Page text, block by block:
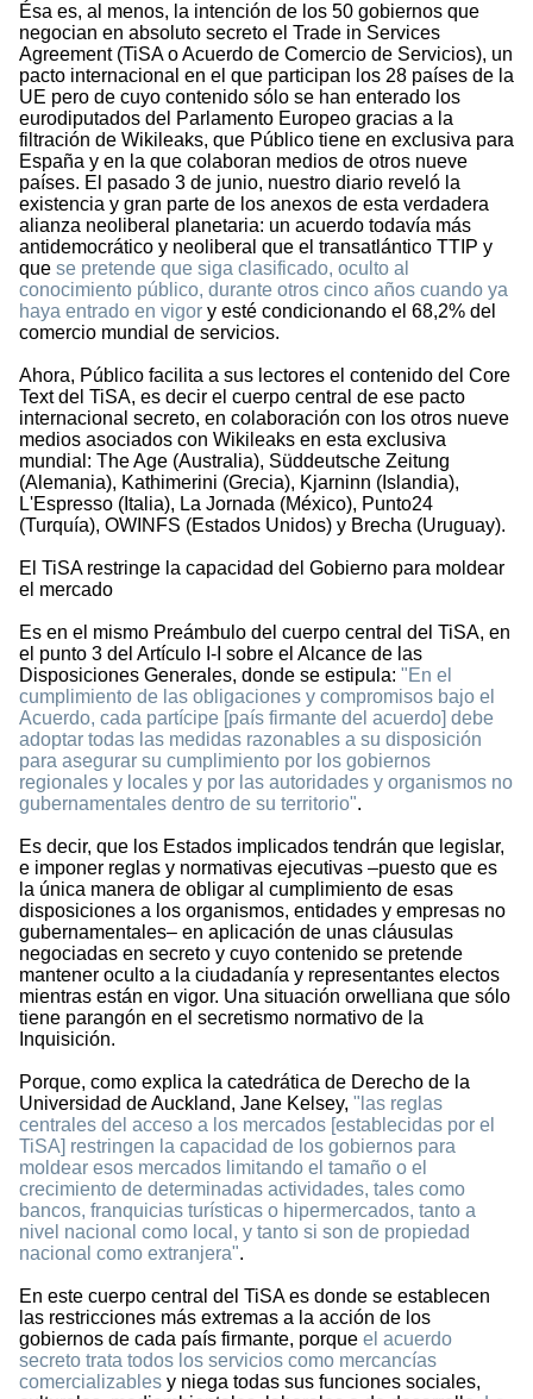
Ésa es, al menos, la intención de los 50 gobiernos que
negocian en absoluto secreto el Trade in Services
Agreement (TiSA o Acuerdo de Comercio de Servicios), un
pacto internacional en el que participan los 28 países de la
UE pero de cuyo contenido sólo se han enterado los
eurodiputados del Parlamento Europeo gracias a la
filtración de Wikileaks, que Público tiene en exclusiva para
España y en la que colaboran medios de otros nueve
países. El pasado 3 de junio, nuestro diario reveló la
existencia y gran parte de los anexos de esta verdadera
alianza neoliberal planetaria: un acuerdo todavía más
antidemocrático y neoliberal que el transatlántico TTIP y
que se pretende que siga clasificado, oculto al
conocimiento público, durante otros cinco años cuando ya
haya entrado en vigor y esté condicionando el 68,2% del
comercio mundial de servicios.
Ahora, Público facilita a sus lectores el contenido del Core
Text del TiSA, es decir el cuerpo central de ese pacto
internacional secreto, en colaboración con los otros nueve
medios asociados con Wikileaks en esta exclusiva
mundial: The Age (Australia), Süddeutsche Zeitung
(Alemania), Kathimerini (Grecia), Kjarninn (Islandia),
L'Espresso (Italia), La Jornada (México), Punto24
(Turquía), OWINFS (Estados Unidos) y Brecha (Uruguay).
El TiSA restringe la capacidad del Gobierno para moldear
el mercado
Es en el mismo Preámbulo del cuerpo central del TiSA, en
el punto 3 del Artículo I-I sobre el Alcance de las
Disposiciones Generales, donde se estipula: "En el
cumplimiento de las obligaciones y compromisos bajo el
Acuerdo, cada partícipe [país firmante del acuerdo] debe
adoptar todas las medidas razonables a su disposición
para asegurar su cumplimiento por los gobiernos
regionales y locales y por las autoridades y organismos no
gubernamentales dentro de su territorio".
Es decir, que los Estados implicados tendrán que legislar,
e imponer reglas y normativas ejecutivas –puesto que es
la única manera de obligar al cumplimiento de esas
disposiciones a los organismos, entidades y empresas no
gubernamentales– en aplicación de unas cláusulas
negociadas en secreto y cuyo contenido se pretende
mantener oculto a la ciudadanía y representantes electos
mientras están en vigor. Una situación orwelliana que sólo
tiene parangón en el secretismo normativo de la
Inquisición.
Porque, como explica la catedrática de Derecho de la
Universidad de Auckland, Jane Kelsey, "las reglas
centrales del acceso a los mercados [establecidas por el
TiSA] restringen la capacidad de los gobiernos para
moldear esos mercados limitando el tamaño o el
crecimiento de determinadas actividades, tales como
bancos, franquicias turísticas o hipermercados, tanto a
nivel nacional como local, y tanto si son de propiedad
nacional como extranjera".
En este cuerpo central del TiSA es donde se establecen
las restricciones más extremas a la acción de los
gobiernos de cada país firmante, porque el acuerdo
secreto trata todos los servicios como mercancías
comercializables y niega todas sus funciones sociales,